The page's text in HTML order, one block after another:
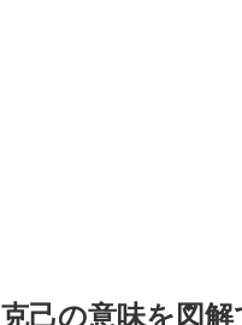
克己の意味を図